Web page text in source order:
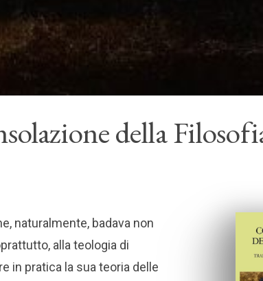
della
naturalmente, badava non
alla teologia di
in pratica la sua teoria delle